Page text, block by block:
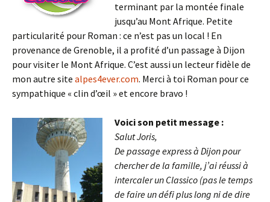
terminant par la montée finale
jusqu’au Mont Afrique. Petite
particularité pour Roman : ce n’est pas un local ! En
provenance de Grenoble, il a profité d’un passage à Dijon
pour visiter le Mont Afrique. C’est aussi un lecteur fidèle de
mon autre site alpes4ever.com. Merci à toi Roman pour ce
sympathique « clin d’œil » et encore bravo !
Voici son petit message :
Salut Joris,
De passage express à Dijon pour
chercher de la famille, j’ai réussi à
intercaler un Classico (pas le temps
de faire un défi plus long ni de dire